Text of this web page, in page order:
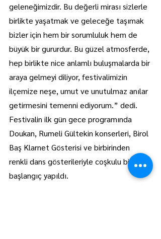
geleneğimizdir. Bu değerli mirası sizlerle
birlikte yaşatmak ve geleceğe taşımak
bizler için hem bir sorumluluk hem de
büyük bir gururdur. Bu güzel atmosferde,
hep birlikte nice anlamlı buluşmalarda bir
araya gelmeyi diliyor, festivalimizin
ilçemize neşe, umut ve unutulmaz anılar
getirmesini temenni ediyorum.” dedi.
Festivalin ilk gün gece programında
Doukan, Rumeli Gültekin konserleri, Birol
Baş Klarnet Gösterisi ve birbirinden
renkli dans gösterileriyle coşkulu bir
başlangıç yapıldı.